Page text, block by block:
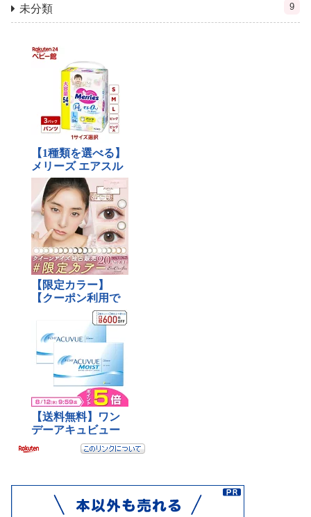
未分類 9